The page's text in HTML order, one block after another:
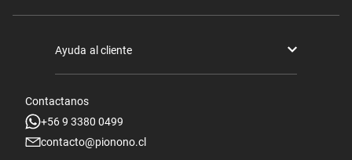
Ayuda al cliente
Mis pedidos
Contactanos
+56 9 3380 0499
contacto@pionono.cl